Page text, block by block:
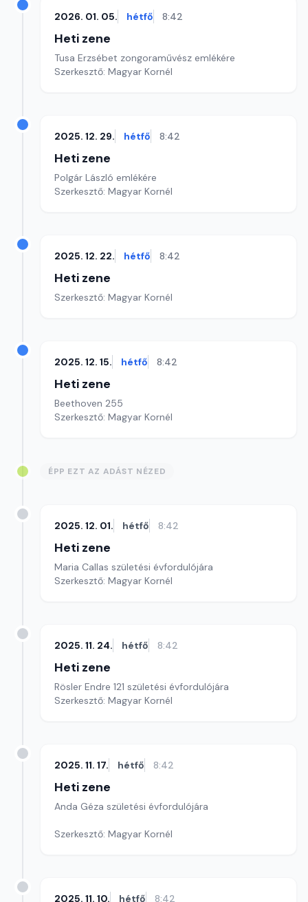
2026. 01. 05. hétfő 8:42
Heti zene
Tusa Erzsébet zongoraművész emlékére
Szerkesztő: Magyar Kornél
2025. 12. 29. hétfő 8:42
Heti zene
Polgár László emlékére
Szerkesztő: Magyar Kornél
2025. 12. 22. hétfő 8:42
Heti zene
Szerkesztő: Magyar Kornél
2025. 12. 15. hétfő 8:42
Heti zene
Beethoven 255
Szerkesztő: Magyar Kornél
ÉPP EZT AZ ADÁST NÉZED
2025. 12. 01. hétfő 8:42
Heti zene
Maria Callas születési évfordulójára
Szerkesztő: Magyar Kornél
2025. 11. 24. hétfő 8:42
Heti zene
Rösler Endre 121 születési évfordulójára
Szerkesztő: Magyar Kornél
2025. 11. 17. hétfő 8:42
Heti zene
Anda Géza születési évfordulójára
Szerkesztő: Magyar Kornél
2025. 11. 10. hétfő 8:42